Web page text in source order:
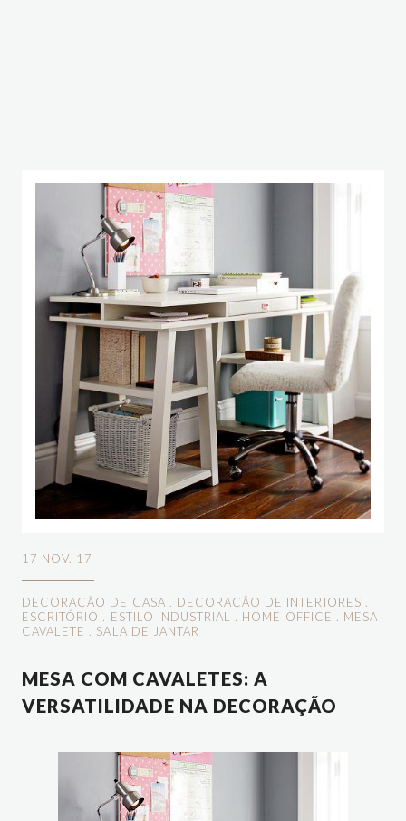
17 NOV. 17
DECORAÇÃO DE CASA DECORAÇÃO DE INTERIORES
ESCRITÓRIO
ESTILO INDUSTRIAL HOME OFFICE
MESA
CAVALETE
SALA DE JANTAR
MESA COM CAVALETES: A
VERSATILIDADE NA DECORAÇÃO